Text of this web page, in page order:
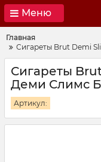
Меню
Главная
Сигареты Brut Demi
Сигареты
Деми Слимс
Артикул: